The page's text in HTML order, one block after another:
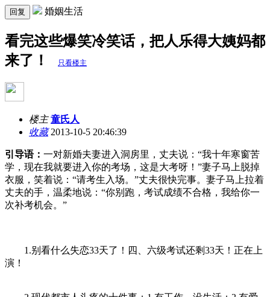
回复 婚姻生活
看完这些爆笑冷笑话，把人乐得大姨妈都
来了！
只看楼主
楼主 童氏人
收藏2013-10-5 20:46:39
引导语： 一对新婚夫妻进入洞房里，丈夫说：“我十年寒窗苦
学，现在我就要进入你的考场，这是大考呀！”妻子马上脱掉
衣服，笑着说：“请考生入场。”丈夫很快完事。妻子马上拉着
丈夫的手，温柔地说：“你别跑，考试成绩不合格，我给你一
次补考机会。”
1.别看什么失恋33天了！四、六级考试还剩33天！正在上
演！